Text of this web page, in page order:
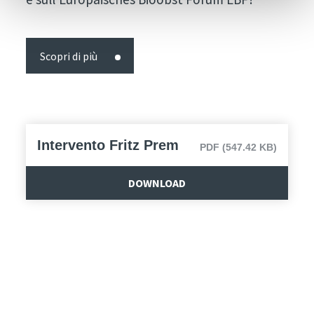
Scopri di più
Intervento Fritz Prem PDF (547.42 KB)
DOWNLOAD